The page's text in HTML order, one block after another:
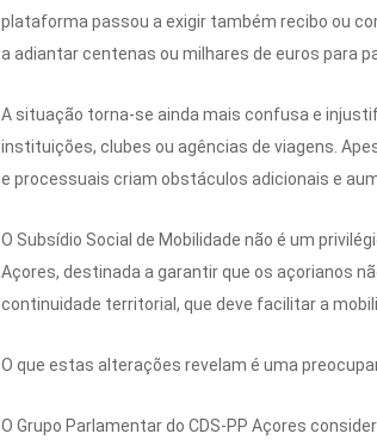
plataforma passou a exigir também recibo ou
a adiantar centenas ou milhares de euros para
A situação torna-se ainda mais confusa e
instituições, clubes ou agências de viagens.
e processuais criam obstáculos adicionais e
O Subsídio Social de Mobilidade não é um
Açores, destinada a garantir que os açorianos
continuidade territorial, que deve facilitar a
O que estas alterações revelam é uma
O Grupo Parlamentar do CDS-PP Açores